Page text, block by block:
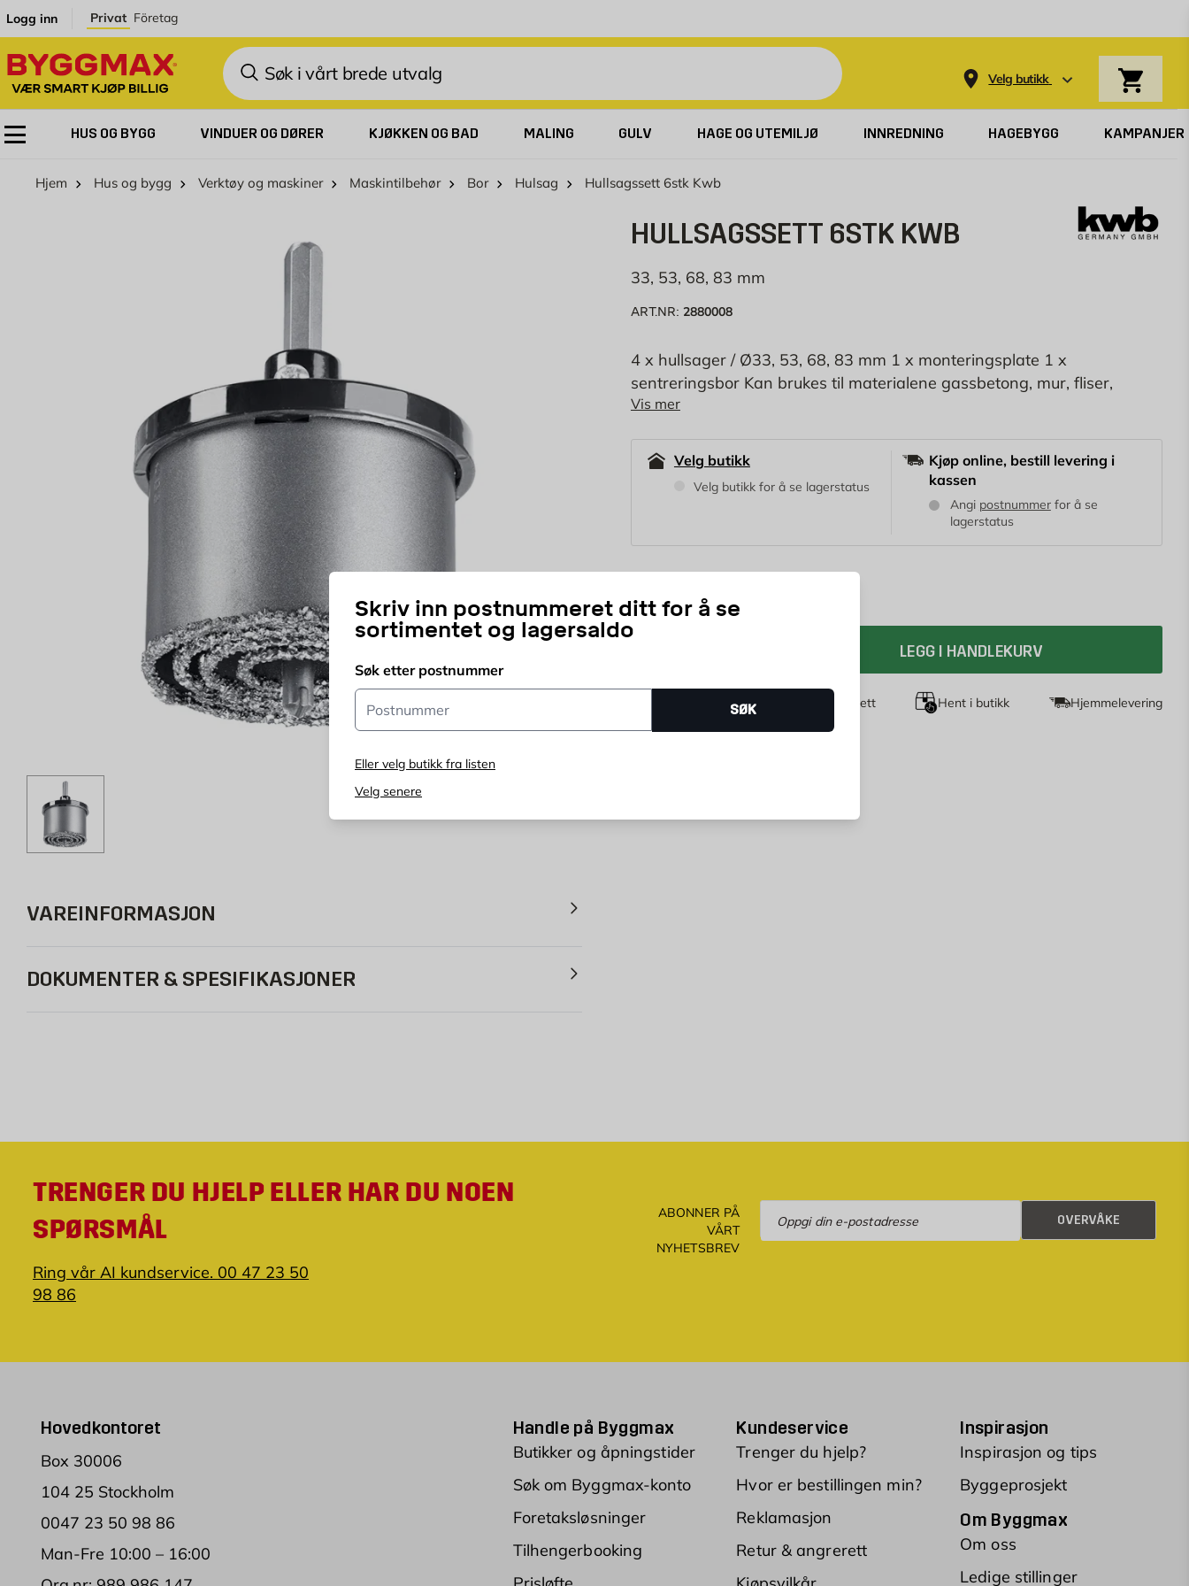
Logg inn Privat Företag
Søk
Velg butikk
Skriv inn postnummeret ditt for å se
sortimentet og lagersaldo
Søk etter postnummer
Postnummer
SØK
Eller velg butikk fra listen
Velg senere
HUS OG BYGG VINDUER OG DØRER KJØKKEN OG BAD MALING GULV HAGE OG UTEMILJØ INNREDNING HAGEBYGG KAMPANJER
Hjem Hus og bygg Verktøy og maskiner Maskintilbehør Bor Hulsag Hullsagssett 6stk Kwb
VAREINFORMASJON
DOKUMENTER & SPESIFIKASJONER
HULLSAGSSETT 6STK KWB
33, 53, 68, 83 mm
ART.NR: 2880008
4 x hullsager / Ø33, 53, 68, 83 mm 1 x monteringsplate 1 x
sentreringsbor Kan brukes til materialene gassbetong, mur, fliser,
keramikk, naturstein, lettvektspanel, gipsplater og plast, og til
Vis mer
Velg butikk
Velg butikk for å se lagerstatus
Kjøp online, bestill levering i
kassen
Angi postnummerfor å se
lagerstatus
249 NOK
LEGG I HANDLEKURV
365 dagers returrett Hent i butikk Hjemmelevering
TRENGER DU HJELP ELLER HAR DU NOEN
SPØRSMÅL
Ring vår AI kundservice. 00 47 23 50
98 86
ABONNER PÅ
VÅRT
NYHETSBREV
OVERVÅKE
Hovedkontoret
Box 30006
104 25 Stockholm
0047 23 50 98 86
Man-Fre 10:00 – 16:00
Handle på Byggmax
Butikker og åpningstider
Søk om Byggmax-konto
Foretaksløsninger
Tilhengerbooking
Kundeservice
Trenger du hjelp?
Hvor er bestillingen min?
Reklamasjon
Retur & angrerett
Inspirasjon
Inspirasjon og tips
Byggeprosjekt
Om Byggmax
Om oss
Ledige stillinger